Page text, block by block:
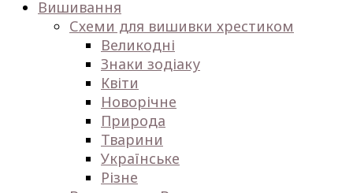
Вишивання
Схеми для вишивки хрестиком
Великодні
Знаки зодіаку
Квіти
Новорічне
Природа
Тварини
Українське
Різне